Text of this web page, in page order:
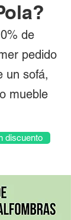
de
pedido
un sofá,
mueble
discuento